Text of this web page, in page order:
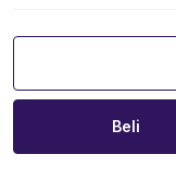
Beli